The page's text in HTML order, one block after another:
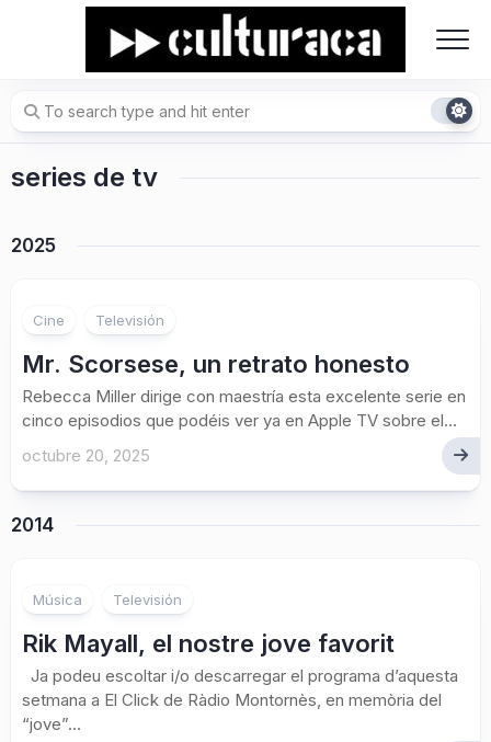
series de tv
2025
Cine Televisión
Mr. Scorsese, un retrato honesto
Rebecca Miller dirige con maestría esta excelente serie en
cinco episodios que podéis ver ya en Apple TV sobre el...
octubre 20, 2025
2014
Música Televisión
Rik Mayall, el nostre jove favorit
Ja podeu escoltar i/o descarregar el programa d’aquesta
setmana a El Click de Ràdio Montornès, en memòria del
“jove”...